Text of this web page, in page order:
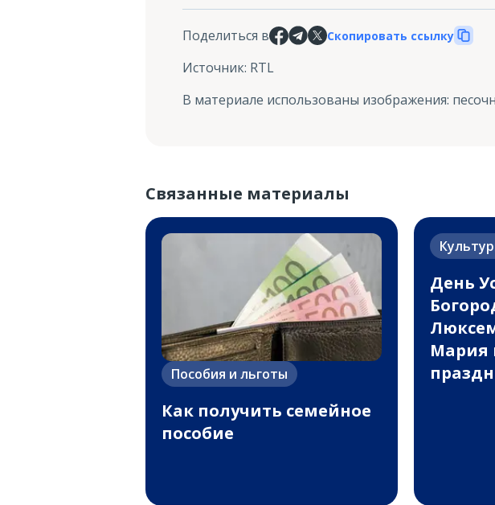
Поделиться в Скопировать ссылку
Источник: RTL
В материале использованы изображения:
Связанные материалы
Пособия и льготы
Как получить семейное
пособие
День
Мария